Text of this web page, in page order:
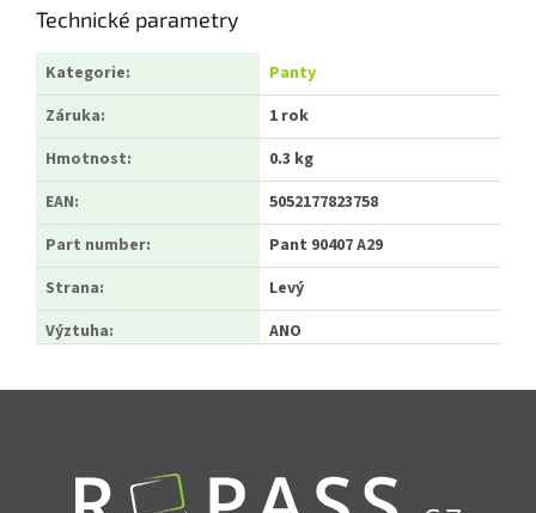
Technické parametry
Kategorie:
Panty
Záruka:
1 rok
Hmotnost:
0.3 kg
EAN:
5052177823758
Part number:
Pant 90407 A29
Strana:
Levý
Výztuha: ANO